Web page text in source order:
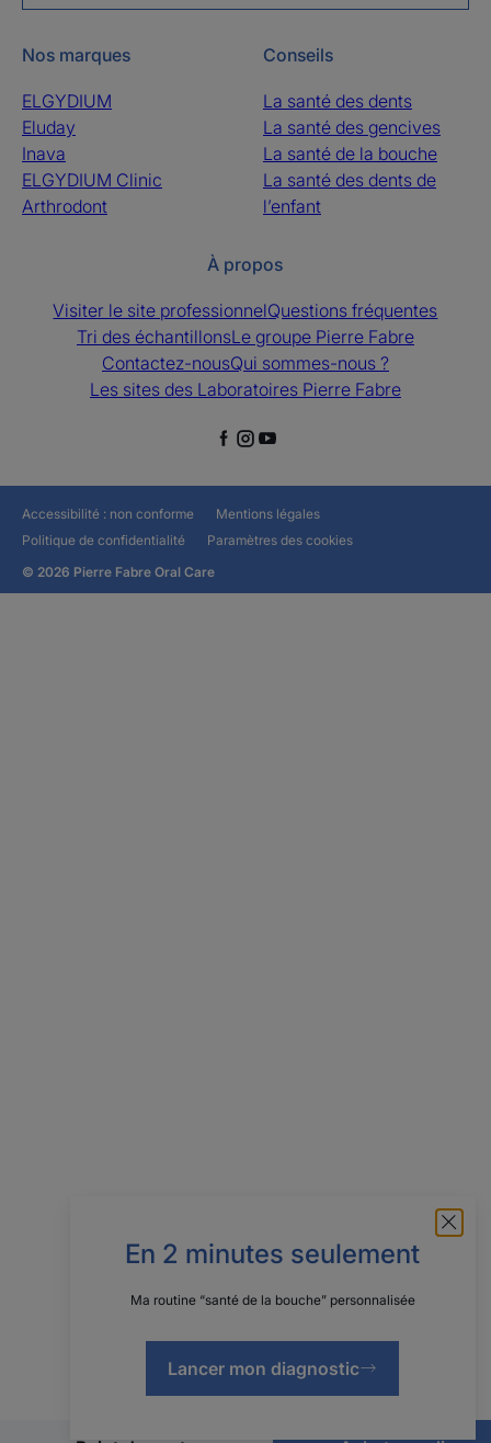
En 2 minutes seulement
Ma routine “santé de la bouche” personnalisée
Lancer mon diagnostic
Nos marques
ELGYDIUM
Eluday
Inava
ELGYDIUM Clinic
Arthrodont
Conseils
La santé des dents
La santé des gencives
La santé de la bouche
La santé des dents de
l’enfant
À propos
Visiter le site professionnelQuestions fréquentes
Tri des échantillonsLe groupe Pierre Fabre
Contactez-nousQui sommes-nous ?
Les sites des Laboratoires Pierre Fabre
Accessibilité : non conforme
Mentions légales
Politique de confidentialité
Paramètres des cookies
© 2026 Pierre Fabre Oral Care